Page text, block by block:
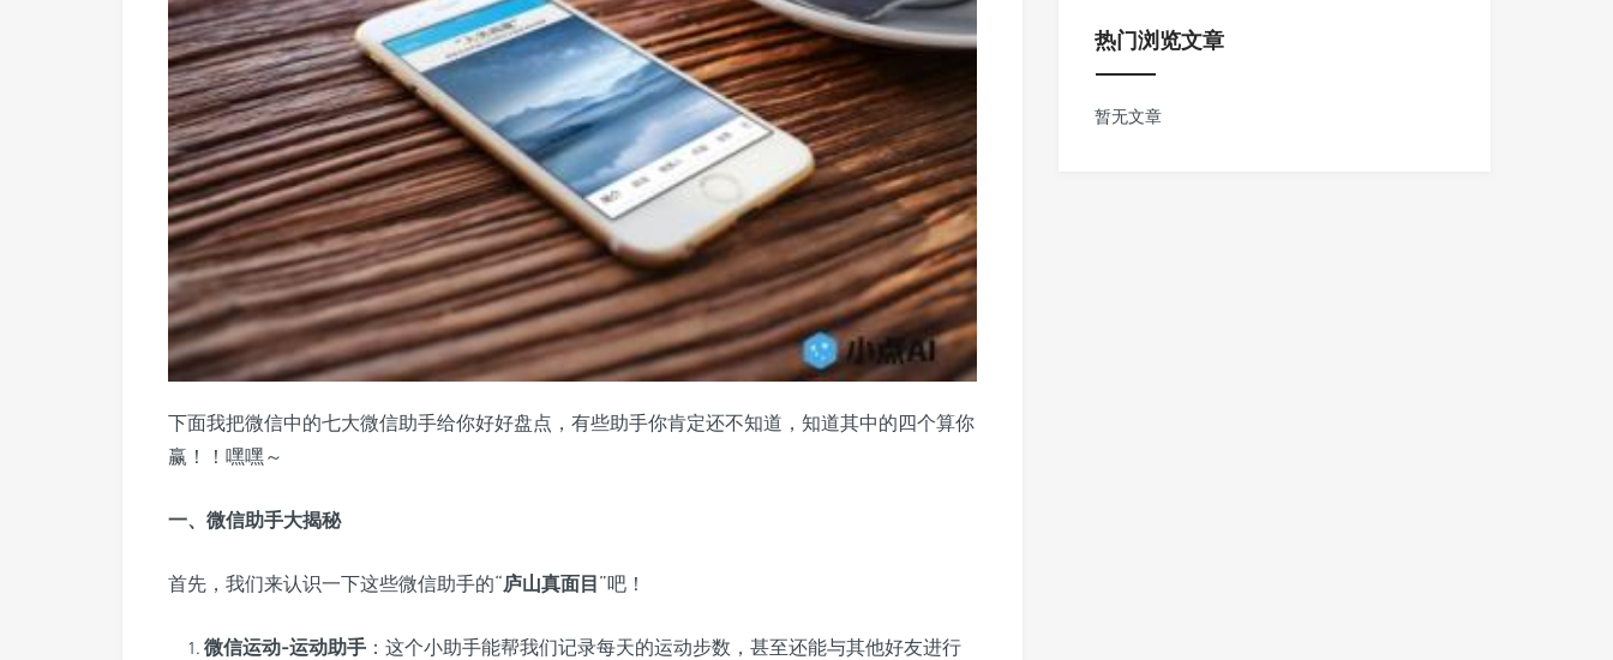
下面我把微信中的七大微信助手给你好好盘点，有些助手你肯定还不知道，知道其中的四个算你
赢！！嘿嘿～
一、微信助手大揭秘
首先，我们来认识一下这些微信助手的“庐山真面目”吧！
微信运动-运动助手 ：这个小助手能帮我们记录每天的运动步数，甚至还能与其他好友进行
热门浏览文章
暂无文章